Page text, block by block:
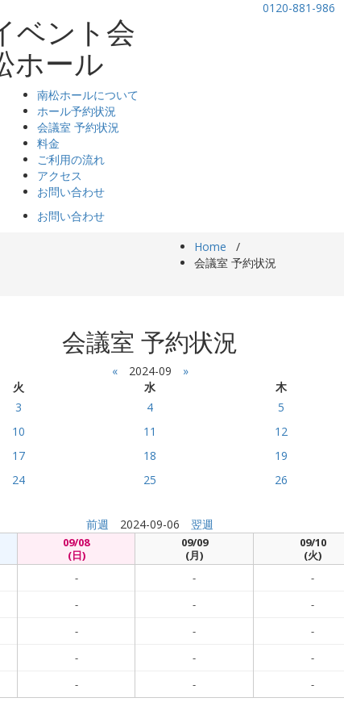
ベント会
ホール
0120-881-986
南松ホールについて
ホール予約状況
会議室 予約状況
料金
ご利用の流れ
アクセス
お問い合わせ
お問い合わせ
Home /
会議室 予約状況
会議室 予約状況
« 2024-09 »
火 水 木
3 4 5
10 11 12
17 18 19
24 25 26
前週
2024-09-06 翌週
09/08
(日)
09/09
(月)
09/10
(火)
- - -
- - -
- - -
- - -
- - -